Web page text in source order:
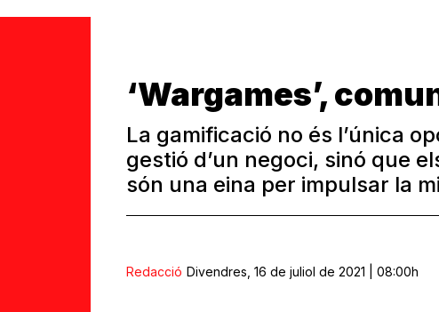
‘Wargames’,
La gamificació no és l’única
gestió d’un negoci, sinó que
són una eina per impulsar la
Redacció Divendres, 16 de juliol de 2021 | 08:00h